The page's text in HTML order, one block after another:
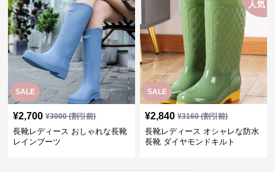
SALE
¥2,700 ¥3000(割引前)
長靴レディース おしゃれな長靴
レインブーツ
SALE
人気
¥2,840 ¥3160(割引前)
長靴レディース オシャレな防水
長靴 ダイヤモンドキルト